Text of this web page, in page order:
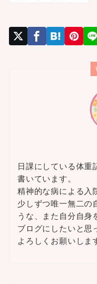
日課にしている体重
書いています。
精神的な病による入
少しずつ唯一無二の
うな、また自分自身
ブログにしたいと思
よろしくお願いしま